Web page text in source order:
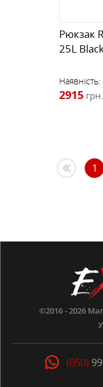
Рюкзак
25L
Наявність:
2915 грн.
1
©2016 - 2026
(050)